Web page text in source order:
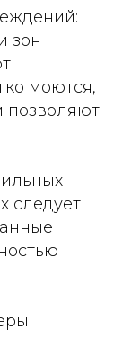
зон
моются,
позволяют
следует